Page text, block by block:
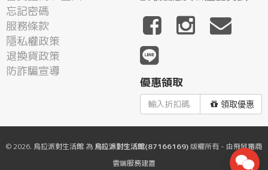
忘記密碼
服務條款
隱私權政策
退換貨政策
防詐騙宣導
優惠領取
領取優惠
© 2026. 烏拉派對生活館 為 烏拉派對生活館(87166169)版權所有 - 由飛鼠電商
雲端服務建置